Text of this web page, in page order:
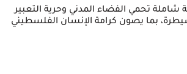
شاملة تحمي الفضاء المدني وحرية التعبير
بما يصون كرامة الإنسان الفلسطيني